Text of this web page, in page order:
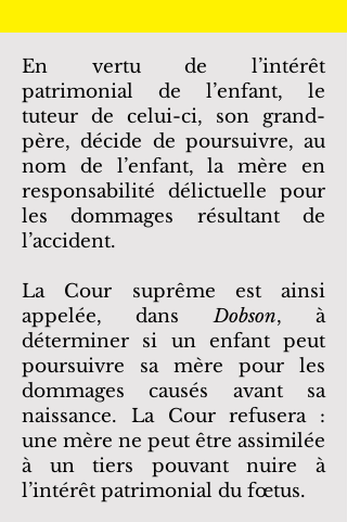
En vertu de l’intérêt
patrimonial de l’enfant, le
tuteur de celui-ci, son grand-
père, décide de poursuivre, au
nom de l’enfant, la mère en
responsabilité délictuelle pour
les dommages résultant de
l’accident.
La Cour suprême est ainsi
appelée, dansDobson, à
déterminer si un enfant peut
poursuivre sa mère pour les
dommages causés avant sa
naissance. La Cour refusera :
une mère ne peut être assimilée
à un tiers pouvant nuire à
l’intérêt patrimonial du fœtus.